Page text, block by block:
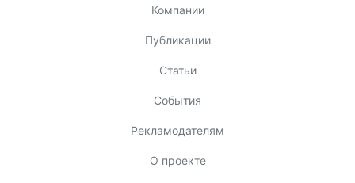
Компании
Публикации
Статьи
События
Рекламодателям
О проекте